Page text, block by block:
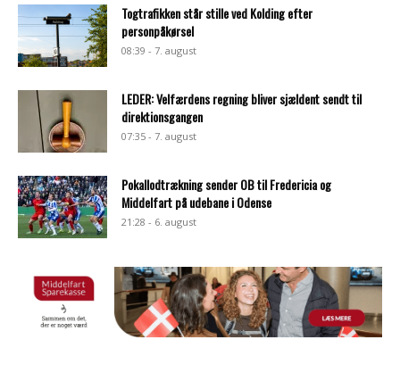
Togtrafikken står stille ved Kolding efter
personpåkørsel
08:39 - 7. august
LEDER: Velfærdens regning bliver sjældent sendt til
direktionsgangen
07:35 - 7. august
Pokallodtrækning sender OB til Fredericia og
Middelfart på udebane i Odense
21:28 - 6. august